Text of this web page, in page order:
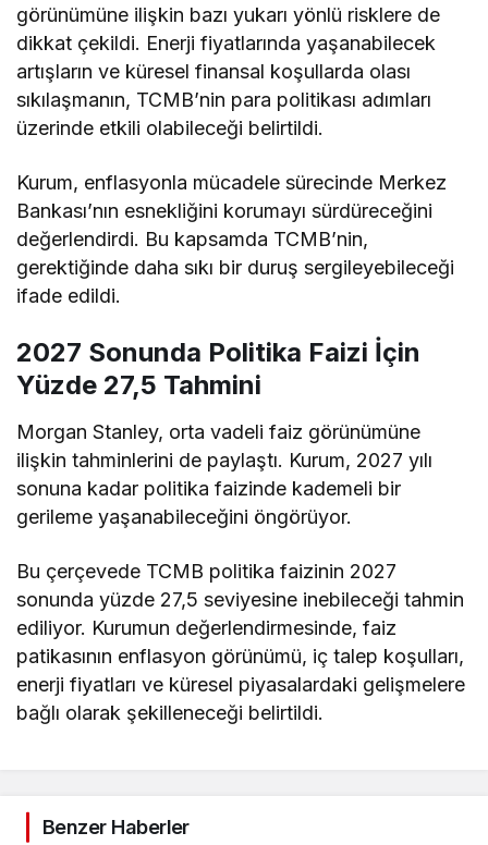
görünümüne ilişkin bazı yukarı yönlü risklere de
dikkat çekildi. Enerji fiyatlarında yaşanabilecek
artışların ve küresel finansal koşullarda olası
sıkılaşmanın, TCMB’nin para politikası adımları
üzerinde etkili olabileceği belirtildi.
Kurum, enflasyonla mücadele sürecinde Merkez
Bankası’nın esnekliğini korumayı sürdüreceğini
değerlendirdi. Bu kapsamda TCMB’nin,
gerektiğinde daha sıkı bir duruş sergileyebileceği
ifade edildi.
2027 Sonunda Politika Faizi İçin
Yüzde 27,5 Tahmini
Morgan Stanley, orta vadeli faiz görünümüne
ilişkin tahminlerini de paylaştı. Kurum, 2027 yılı
sonuna kadar politika faizinde kademeli bir
gerileme yaşanabileceğini öngörüyor.
Bu çerçevede TCMB politika faizinin 2027
sonunda yüzde 27,5 seviyesine inebileceği tahmin
ediliyor. Kurumun değerlendirmesinde, faiz
patikasının enflasyon görünümü, iç talep koşulları,
enerji fiyatları ve küresel piyasalardaki gelişmelere
bağlı olarak şekilleneceği belirtildi.
Benzer Haberler